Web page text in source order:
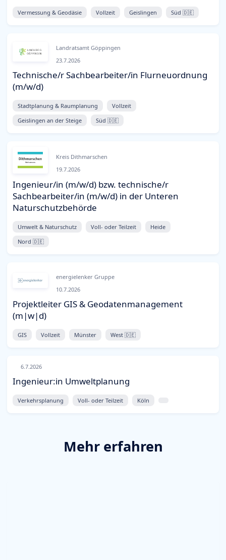
Vermessung & Geodäsie Vollzeit Geislingen Süd 🇩🇪
Landratsamt Göppingen
23.7.2026
Technische/r Sachbearbeiter/in Flurneuordnung
(m/w/d)
Stadtplanung & Raumplanung
Vollzeit
Geislingen an der Steige
Süd 🇩🇪
Kreis Dithmarschen
19.7.2026
Ingenieur/in (m/w/d) bzw. technische/r
Sachbearbeiter/in (m/w/d) in der Unteren
Naturschutzbehörde
Umwelt & Naturschutz Voll- oder Teilzeit
Heide
Nord 🇩🇪
energielenker Gruppe
10.7.2026
Projektleiter GIS & Geodatenmanagement
(m|w|d)
GIS Vollzeit Münster West 🇩🇪
6.7.2026
Ingenieur:in Umweltplanung
Verkehrsplanung Voll- oder Teilzeit Köln
Mehr erfahren